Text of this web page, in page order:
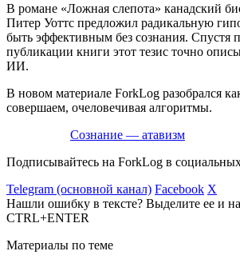
В романе «Ложная слепота» канадский
Питер Уоттс предложил радикальную
быть эффективным без сознания. Спустя
публикации книги этот тезис точно
ИИ.
В новом материале ForkLog разобрался
совершаем, очеловечивая алгоритмы.
Сознание — атавизм
Подписывайтесь на ForkLog в
Telegram (основной канал) Facebook X
Нашли ошибку в тексте? Выделите ее и
CTRL+ENTER
Материалы по теме